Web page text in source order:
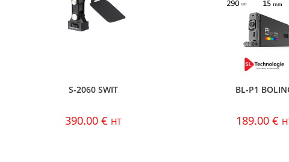
S-2060 SWIT
390.00€ HT
BL-P1
189.00€